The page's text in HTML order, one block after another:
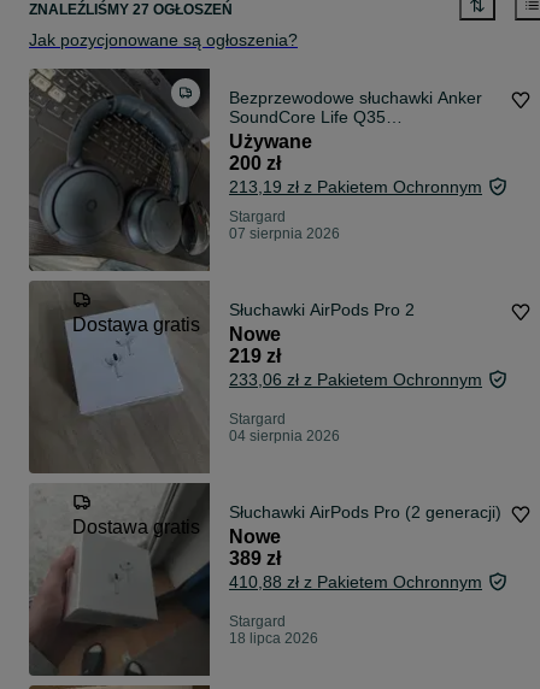
ZNALEŹLIŚMY 27 OGŁOSZEŃ
Jak pozycjonowane są ogłoszenia?
Bezprzewodowe słuchawki Anker
SoundCore Life Q35
(ciemnoniebieskie)
Używane
200 zł
213,19 zł z Pakietem Ochronnym
Stargard
07 sierpnia 2026
Dostawa gratis
Słuchawki AirPods Pro 2
Nowe
219 zł
233,06 zł z Pakietem Ochronnym
Stargard
04 sierpnia 2026
Dostawa gratis
Słuchawki AirPods Pro (2 generacji)
Nowe
389 zł
410,88 zł z Pakietem Ochronnym
Stargard
18 lipca 2026